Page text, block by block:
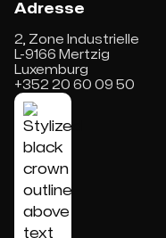
Adresse
2, Zone Industrielle
L-9166 Mertzig
Luxemburg
+352 20 60 09 50